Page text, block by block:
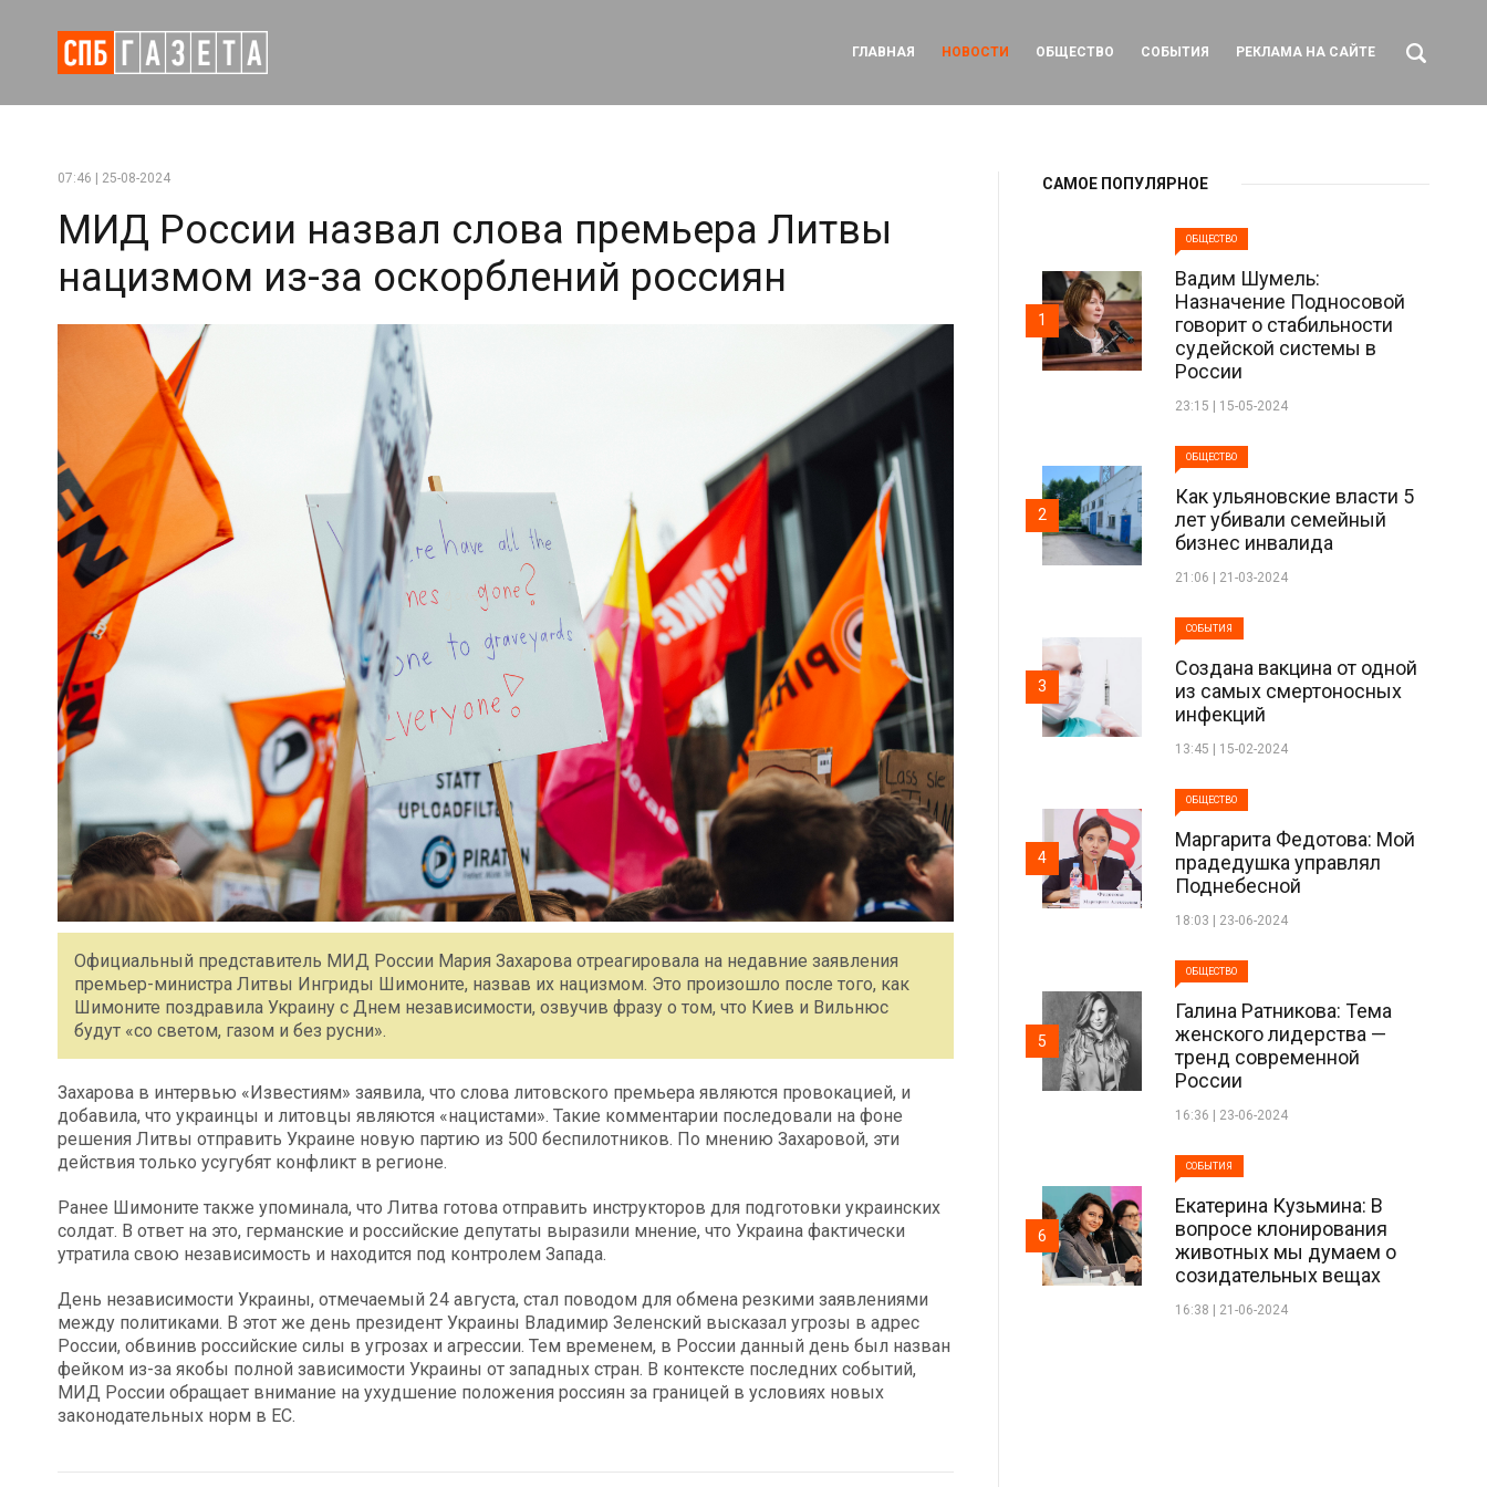
ГЛАВНАЯ НОВОСТИ ОБЩЕСТВО СОБЫТИЯ РЕКЛАМА НА САЙТЕ
07:46 | 25-08-2024
МИД России назвал слова премьера Литвы
нацизмом из-за оскорблений россиян
Официальный представитель МИД России Мария Захарова отреагировала на недавние заявления
премьер-министра Литвы Ингриды Шимоните, назвав их нацизмом. Это произошло после того, как
Шимоните поздравила Украину с Днем независимости, озвучив фразу о том, что Киев и Вильнюс
будут «со светом, газом и без русни».
Захарова в интервью «Известиям» заявила, что слова литовского премьера являются провокацией, и
добавила, что украинцы и литовцы являются «нацистами». Такие комментарии последовали на фоне
решения Литвы отправить Украине новую партию из 500 беспилотников. По мнению Захаровой, эти
действия только усугубят конфликт в регионе.
Ранее Шимоните также упоминала, что Литва готова отправить инструкторов для подготовки украинских
солдат. В ответ на это, германские и российские депутаты выразили мнение, что Украина фактически
утратила свою независимость и находится под контролем Запада.
День независимости Украины, отмечаемый 24 августа, стал поводом для обмена резкими заявлениями
между политиками. В этот же день президент Украины Владимир Зеленский высказал угрозы в адрес
России, обвинив российские силы в угрозах и агрессии. Тем временем, в России данный день был назван
фейком из-за якобы полной зависимости Украины от западных стран. В контексте последних событий,
МИД России обращает внимание на ухудшение положения россиян за границей в условиях новых
законодательных норм в ЕС.
САМОЕ ПОПУЛЯРНОЕ
ОБЩЕСТВО
Вадим Шумель:
Назначение Подносовой
говорит о стабильности
судейской системы в
России
23:15 | 15-05-2024
1
ОБЩЕСТВО
Как ульяновские власти 5
лет убивали семейный
бизнес инвалида
21:06 | 21-03-2024
2
СОБЫТИЯ
Создана вакцина от одной
из самых смертоносных
инфекций
13:45 | 15-02-2024
3
ОБЩЕСТВО
Маргарита Федотова: Мой
прадедушка управлял
Поднебесной
18:03 | 23-06-2024
4
ОБЩЕСТВО
Галина Ратникова: Тема
женского лидерства —
тренд современной
России
16:36 | 23-06-2024
5
СОБЫТИЯ
Екатерина Кузьмина: В
вопросе клонирования
животных мы думаем о
созидательных вещах
16:38 | 21-06-2024
6